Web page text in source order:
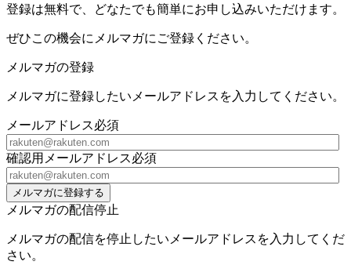
登録は無料で、どなたでも簡単にお申し込みいただけます。
ぜひこの機会にメルマガにご登録ください。
メルマガの登録
メルマガに登録したいメールアドレスを入力してください。
メールアドレス必須
確認用メールアドレス必須
メルマガに登録する
メルマガの配信停止
メルマガの配信を停止したいメールアドレスを入力してくだ
さい。